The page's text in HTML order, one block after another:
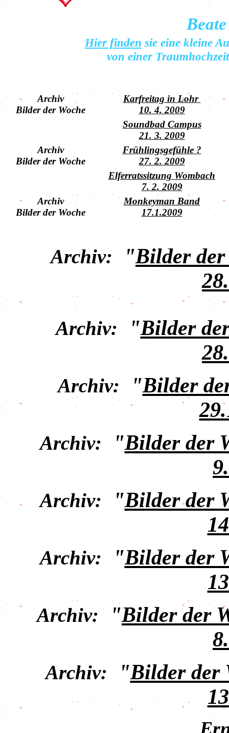
Hier finden sie eine kleine
von einer
Archiv
Bilder der Woche
Karfreitag in Lohr
10. 4. 2009
Soundbad Campus
21. 3. 2009
Archiv
Bilder der Woche
Frühlingsgefühle ?
27. 2. 2009
Elferratssitzung Wombach
7. 2. 2009
Archiv
Bilder der Woche
Monkeyman Band
17.1.2009
Archiv: "Bilder der
Archiv: "Bilder
Archiv: "Bilder
Archiv: "Bilder der
Archiv: "Bilder der
Archiv: "Bilder der
Archiv: "Bilder der
Archiv: "Bilder der